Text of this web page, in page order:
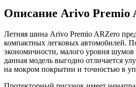
Описание Arivo Premio
Летняя шина Arivo Premio ARZero
компактных легковых автомобилей.
экономичности, малого уровня
данная модель выгодно отличается
на мокром покрытии и точностью в